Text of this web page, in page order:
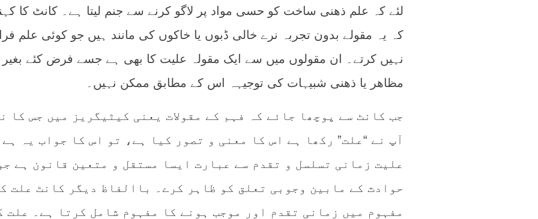
لئے کہ علم ذھنی ساخت کو حسی مواد پر لاگو کرنے سے جنم لیتا ہے۔ کانٹ کا
کہ یہ مقولے بدون تجربہ نرے خالی ڈبوں یا خاکوں کی مانند ہیں جو کوئی علم
نہیں کرتے۔ ان مقولوں میں سے ایک مقولہ علیت کا بھی ہے جسے فرض کئے بغیر
مظاھر یا ذھنی شبیہات کی توجیہہ اس کے مطابق ممکن نہیں۔
جب کانٹ سے پوچھا جائے کہ فہم کے مقولات یعنی کیٹیگریز میں جس کا
آپ نے “علت” رکھا ہے اس کا معنی و تصور کیا ہے، تو اس کا جواب یہ ہے
علیت زمانی تسلسل و تقدم سے عبارت ایسا مستقل و متعین قانون ہے
حوادث کے مابین وجوبی تعلق کو ظاہر کرے۔ باالفاظ دیگر کانٹ علت
مفہوم میں زمانی تقدم اور موجب ہونے کا مفہوم شامل کرتا ہے۔ علت